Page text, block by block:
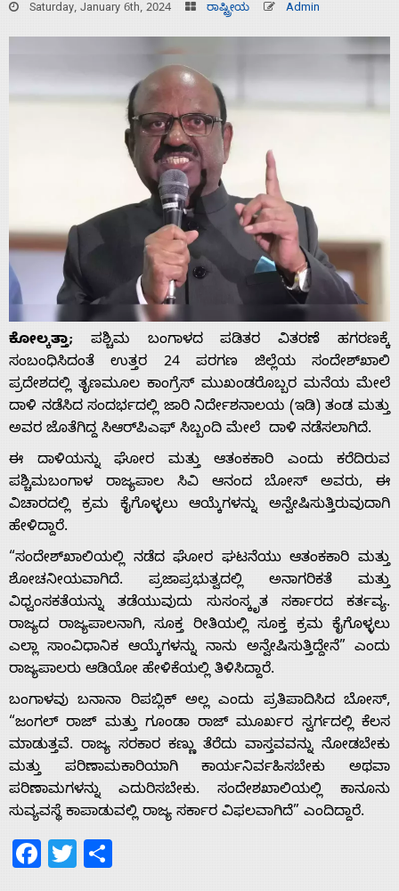
Home
About
Us
Advertise
With
Saturday, January 6th, 2024 ರಾಷ್ಟ್ರೀಯ Admin
ಕೋಲ್ಕತ್ತಾ; ಪಶ್ಚಿಮ ಬಂಗಾಳದ ಪಡಿತರ ವಿತರಣೆ ಹಗರಣಕ್ಕೆ
ಸಂಬಂಧಿಸಿದಂತೆ ಉತ್ತರ 24 ಪರಗಣ ಜಿಲ್ಲೆಯ ಸಂದೇಶ್‌ಖಾಲಿ
ಪ್ರದೇಶದಲ್ಲಿ ತೃಣಮೂಲ ಕಾಂಗ್ರೆಸ್ ಮುಖಂಡರೊಬ್ಬರ ಮನೆಯ ಮೇಲೆ
ದಾಳಿ ನಡೆಸಿದ ಸಂದರ್ಭದಲ್ಲಿ ಜಾರಿ ನಿರ್ದೇಶನಾಲಯ (ಇಡಿ) ತಂಡ ಮತ್ತು
ಅವರ ಜೊತೆಗಿದ್ದ ಸಿಆರ್‌ಪಿಎಫ್ ಸಿಬ್ಬಂದಿ ಮೇಲೆ ದಾಳಿ ನಡೆಸಲಾಗಿದೆ.
ಈ ದಾಳಿಯನ್ನು ಘೋರ ಮತ್ತು ಆತಂಕಕಾರಿ ಎಂದು ಕರೆದಿರುವ
ಪಶ್ಚಿಮಬಂಗಾಳ ರಾಜ್ಯಪಾಲ ಸಿವಿ ಆನಂದ ಬೋಸ್ ಅವರು, ಈ
ವಿಚಾರದಲ್ಲಿ ಕ್ರಮ ಕೈಗೊಳ್ಳಲು ಆಯ್ಕೆಗಳನ್ನು ಅನ್ವೇಷಿಸುತ್ತಿರುವುದಾಗಿ
ಹೇಳಿದ್ದಾರೆ.
“ಸಂದೇಶ್‌ಖಾಲಿಯಲ್ಲಿ ನಡೆದ ಘೋರ ಘಟನೆಯು ಆತಂಕಕಾರಿ ಮತ್ತು
ಶೋಚನೀಯವಾಗಿದೆ. ಪ್ರಜಾಪ್ರಭುತ್ವದಲ್ಲಿ ಅನಾಗರಿಕತೆ ಮತ್ತು
ವಿಧ್ವಂಸಕತೆಯನ್ನು ತಡೆಯುವುದು ಸುಸಂಸ್ಕೃತ ಸರ್ಕಾರದ ಕರ್ತವ್ಯ.
ರಾಜ್ಯದ ರಾಜ್ಯಪಾಲನಾಗಿ, ಸೂಕ್ತ ರೀತಿಯಲ್ಲಿ ಸೂಕ್ತ ಕ್ರಮ ಕೈಗೊಳ್ಳಲು
ಎಲ್ಲಾ ಸಾಂವಿಧಾನಿಕ ಆಯ್ಕೆಗಳನ್ನು ನಾನು ಅನ್ವೇಷಿಸುತ್ತಿದ್ದೇನೆ” ಎಂದು
ರಾಜ್ಯಪಾಲರು ಆಡಿಯೋ ಹೇಳಿಕೆಯಲ್ಲಿ ತಿಳಿಸಿದ್ದಾರೆ.
ಬಂಗಾಳವು ಬನಾನಾ ರಿಪಬ್ಲಿಕ್ ಅಲ್ಲ ಎಂದು ಪ್ರತಿಪಾದಿಸಿದ ಬೋಸ್,
“ಜಂಗಲ್ ರಾಜ್ ಮತ್ತು ಗೂಂಡಾ ರಾಜ್ ಮೂರ್ಖರ ಸ್ವರ್ಗದಲ್ಲಿ ಕೆಲಸ
ಮಾಡುತ್ತವೆ. ರಾಜ್ಯ ಸರಕಾರ ಕಣ್ಣು ತೆರೆದು ವಾಸ್ತವವನ್ನು ನೋಡಬೇಕು
ಮತ್ತು ಪರಿಣಾಮಕಾರಿಯಾಗಿ ಕಾರ್ಯನಿರ್ವಹಿಸಬೇಕು ಅಥವಾ
ಪರಿಣಾಮಗಳನ್ನು ಎದುರಿಸಬೇಕು. ಸಂದೇಶಖಾಲಿಯಲ್ಲಿ ಕಾನೂನು
ಸುವ್ಯವಸ್ಥೆ ಕಾಪಾಡುವಲ್ಲಿ ರಾಜ್ಯ ಸರ್ಕಾರ ವಿಫಲವಾಗಿದೆ” ಎಂದಿದ್ದಾರೆ.
Facebook
Twitter